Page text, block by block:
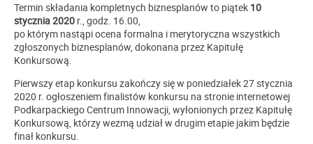
Termin składania kompletnych biznesplanów to piątek 10
stycznia 2020 r., godz. 16.00,
po którym nastąpi ocena formalna i merytoryczna wszystkich
zgłoszonych biznesplanów, dokonana przez Kapitułę
Konkursową.
Pierwszy etap konkursu zakończy się w poniedziałek 27 stycznia
2020 r. ogłoszeniem finalistów konkursu na stronie internetowej
Podkarpackiego Centrum Innowacji, wyłonionych przez Kapitułę
Konkursową, którzy wezmą udział w drugim etapie jakim będzie
finał konkursu.